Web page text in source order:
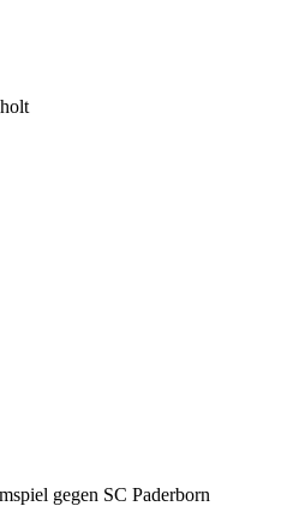
gegen SC Paderborn